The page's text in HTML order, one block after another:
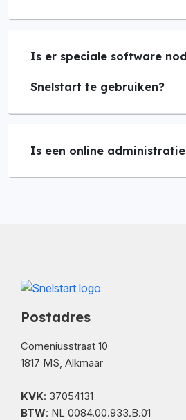
Is er speciale software
Snelstart te gebruiken?
Is een online
Postadres
Comeniusstraat 10
1817 MS, Alkmaar
KVK: 37054131
BTW: NL 0084.00.933.B.01